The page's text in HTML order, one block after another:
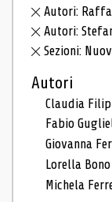
Autori:
Autori:
Sezioni:
Autori
Claudia
Fabio
Giovanna
Lorella
Michela